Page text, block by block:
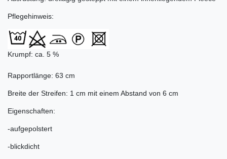
Pflegehinweis:
Krumpf: ca. 5 %
Rapportlänge: 63 cm
Breite der Streifen: 1 cm mit einem Abstand von 6 cm
Eigenschaften:
-aufgepolstert
-blickdicht